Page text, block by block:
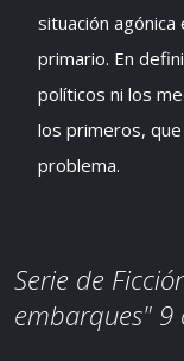
situación
primario. En
políticos ni los
los primeros,
problema.
Serie de
embarques" 9